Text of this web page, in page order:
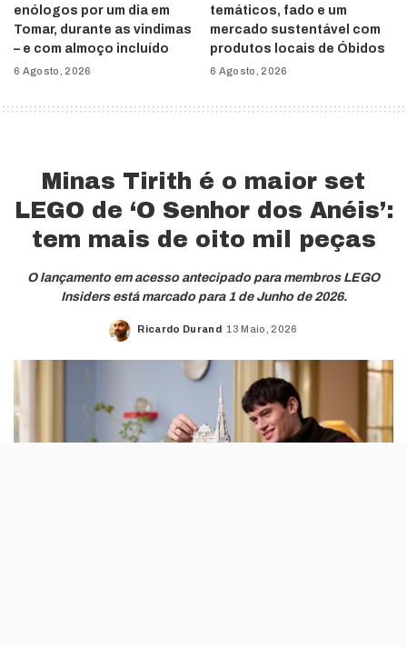
enólogos por um dia em
Tomar, durante as vindimas
– e com almoço incluído
6 Agosto, 2026
temáticos, fado e um
mercado sustentável com
produtos locais de Óbidos
6 Agosto, 2026
Minas Tirith é o maior set
LEGO de ‘O Senhor dos Anéis’:
tem mais de oito mil peças
O lançamento em acesso antecipado para membros LEGO
Insiders está marcado para 1 de Junho de 2026.
Posted
Ricardo Durand 13 Maio, 2026